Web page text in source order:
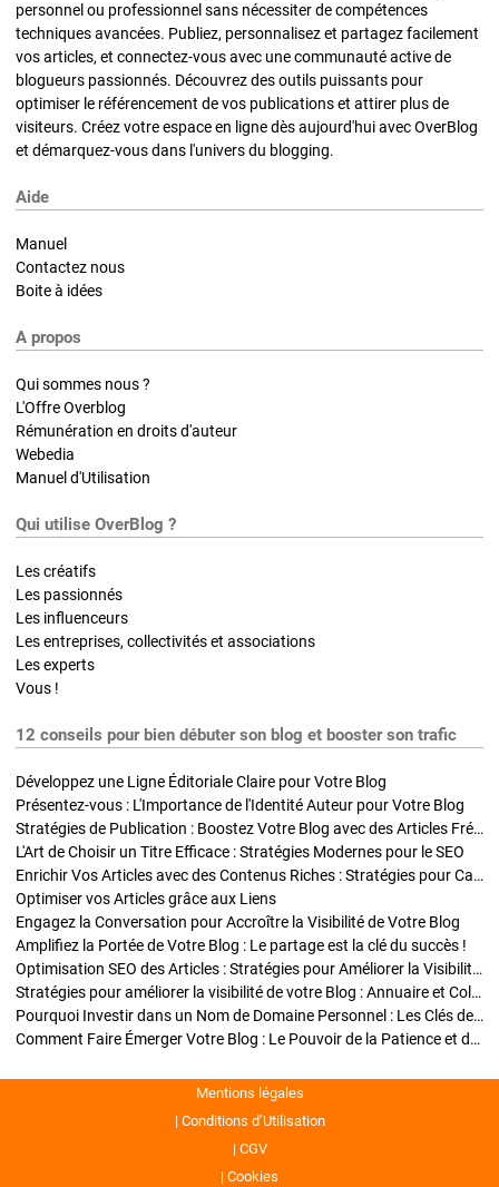
personnel ou professionnel sans nécessiter de compétences
techniques avancées. Publiez, personnalisez et partagez facilement
vos articles, et connectez-vous avec une communauté active de
blogueurs passionnés. Découvrez des outils puissants pour
optimiser le référencement de vos publications et attirer plus de
visiteurs. Créez votre espace en ligne dès aujourd'hui avec OverBlog
et démarquez-vous dans l'univers du blogging.
Aide
Manuel
Contactez nous
Boite à idées
A propos
Qui sommes nous ?
L'Offre Overblog
Rémunération en droits d'auteur
Webedia
Manuel d'Utilisation
Qui utilise OverBlog ?
Les créatifs
Les passionnés
Les influenceurs
Les entreprises, collectivités et associations
Les experts
Vous !
12 conseils pour bien débuter son blog et booster son trafic
Développez une Ligne Éditoriale Claire pour Votre Blog
Présentez-vous : L'Importance de l'Identité Auteur pour Votre Blog
Stratégies de Publication : Boostez Votre Blog avec des Articles Fréquents et Exclusifs
L'Art de Choisir un Titre Efficace : Stratégies Modernes pour le SEO
Enrichir Vos Articles avec des Contenus Riches : Stratégies pour Captiver et Optimiser
Optimiser vos Articles grâce aux Liens
Engagez la Conversation pour Accroître la Visibilité de Votre Blog
Amplifiez la Portée de Votre Blog : Le partage est la clé du succès !
Optimisation SEO des Articles : Stratégies pour Améliorer la Visibilité de Votre Blog
Stratégies pour améliorer la visibilité de votre Blog : Annuaire et Collaborations
Pourquoi Investir dans un Nom de Domaine Personnel : Les Clés de la Réussite de Votre Blog
Comment Faire Émerger Votre Blog : Le Pouvoir de la Patience et de la Persévérance
Mentions légales
Conditions d’Utilisation
CGV
Cookies